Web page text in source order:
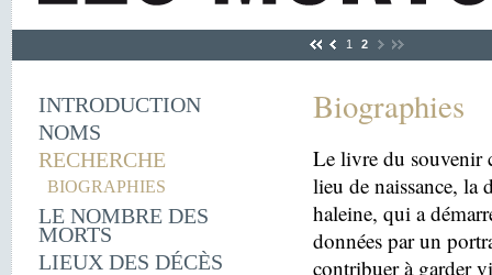
1 2
INTRODUCTION
NOMS
RECHERCHE
BIOGRAPHIES
LE NOMBRE DES
MORTS
LIEUX DES DÉCÈS
Biographies
Le livre du souvenir
lieu de naissance, la
haleine, qui a
données par un
contribuer à garder